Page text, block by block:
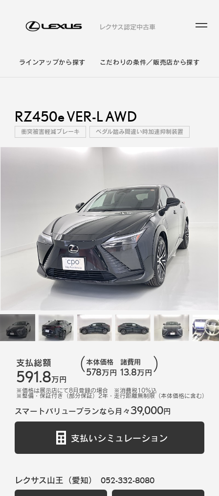
レクサス認定中古車
ラインアップから探す こだわりの条件／販売店から探す
RZ450e VER-L AWD
衝突被害軽減ブレーキ ペダル踏み間違い時加速抑制装置
支払総額
591.8万円
本体価格
578万円
諸費用
13.8万円
※価格は展示店にて8月登録の場合 ※消費税10%込
※整備・保証付き（部分保証）2年・走行距離無制限（本体価格に含む）
スマートバリュープランなら月々39,000円
支払いシミュレーション
レクサス山王（愛知） 052-332-8080